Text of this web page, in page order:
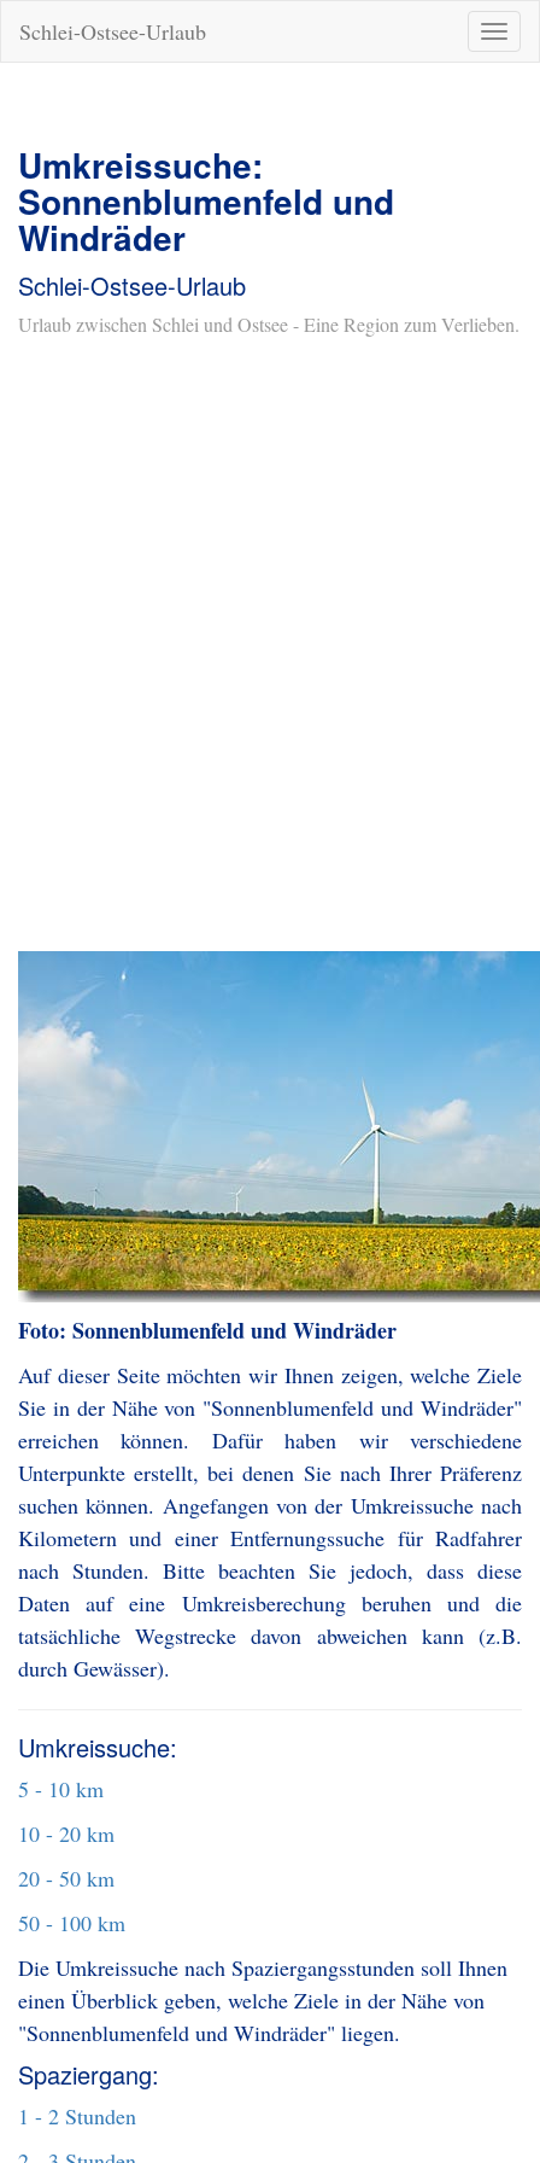
ein-/
Schlei-Ostsee-Urlaub
Umkreissuche:
Sonnenblumenfeld und
Windräder
Schlei-Ostsee-Urlaub
Urlaub zwischen Schlei und Ostsee - Eine Region zum Verlieben.
Foto: Sonnenblumenfeld und Windräder
Auf dieser Seite möchten wir Ihnen zeigen, welche Ziele
Sie in der Nähe von "Sonnenblumenfeld und Windräder"
erreichen können. Dafür haben wir verschiedene
Unterpunkte erstellt, bei denen Sie nach Ihrer Präferenz
suchen können. Angefangen von der Umkreissuche nach
Kilometern und einer Entfernungssuche für Radfahrer
nach Stunden. Bitte beachten Sie jedoch, dass diese
Daten auf eine Umkreisberechung beruhen und die
tatsächliche Wegstrecke davon abweichen kann (z.B.
durch Gewässer).
Umkreissuche:
5 - 10 km
10 - 20 km
20 - 50 km
50 - 100 km
Die Umkreissuche nach Spaziergangsstunden soll Ihnen
einen Überblick geben, welche Ziele in der Nähe von
"Sonnenblumenfeld und Windräder" liegen.
Spaziergang:
1 - 2 Stunden